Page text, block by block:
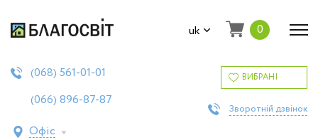
uk 0
(068) 561-01-01
(066) 896-87-87
Офіс
ВИБРАНІ
Зворотній дзвінок